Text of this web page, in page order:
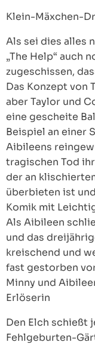
Klein-Mäxchen-
Als sei dies alles
„The Help“ auch
zugeschissen,
Das Konzept von
aber Taylor und
eine gescheite
Beispiel an einer
Aibileens
tragischen Tod
der an
überbieten ist
Komik mit
Als Aibileen
und das
kreischend und
fast gestorben
Minny und
Erlöserin
Den Elch schießt
Fehlgeburten-